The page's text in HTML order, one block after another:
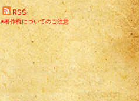
RSS
※著作権についてのご注意